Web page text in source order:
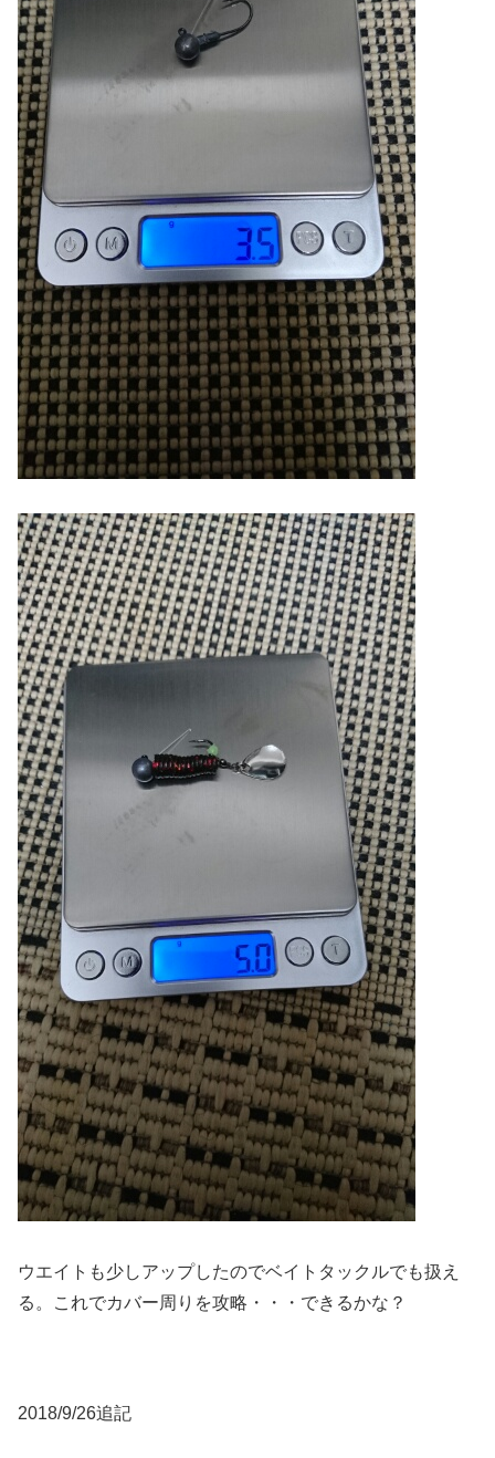
ウエイトも少しアップしたのでベイトタックルでも扱え
る。これでカバー周りを攻略・・・できるかな？
2018/9/26追記